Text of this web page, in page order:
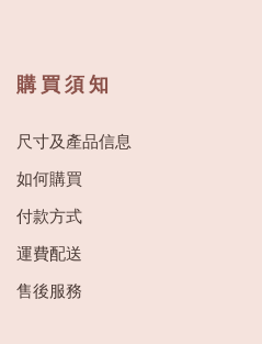
購買須知
尺寸及產品信息
如何購買
付款方式
運費配送
售後服務